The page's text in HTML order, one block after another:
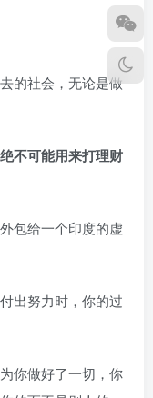
的社会，无论是做
不可能用来打理财
包给一个印度的虚
出努力时，你的过
你做好了一切，你